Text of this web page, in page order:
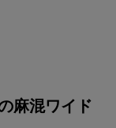
麻混ワイド